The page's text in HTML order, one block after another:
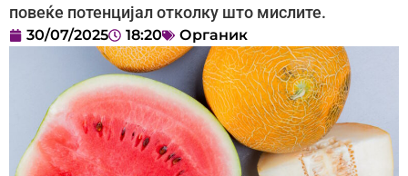
повеќе потенцијал отколку што мислите.
30/07/2025 18:20 Органик